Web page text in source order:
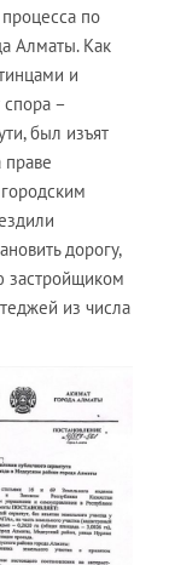
по
Алматы. Как
и
–
был изъят
дорогу,
застройщиком
из числа